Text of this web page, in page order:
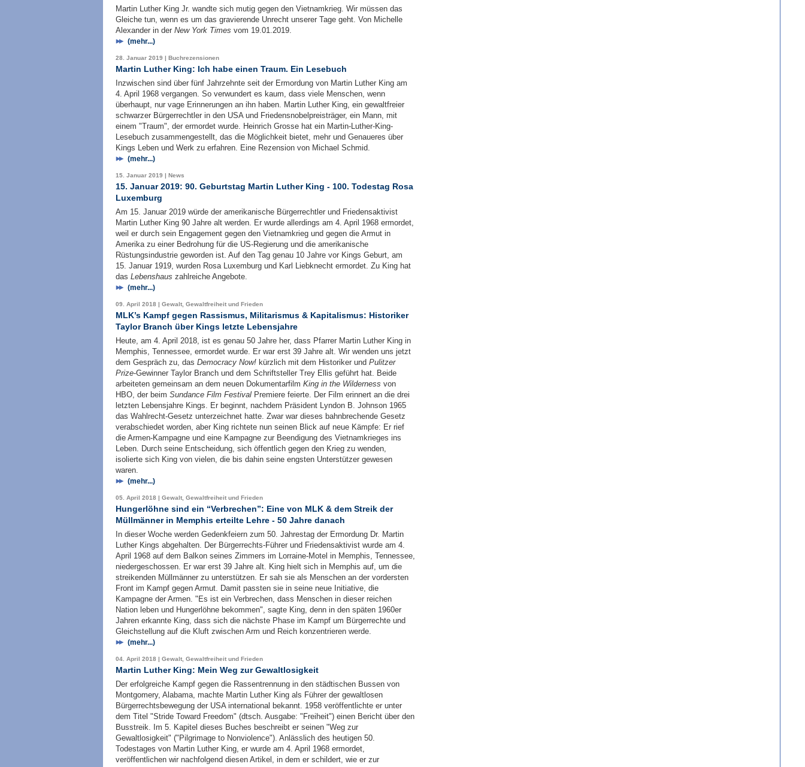
Martin Luther King Jr. wandte sich mutig gegen den Vietnamkrieg. Wir müssen das
Gleiche tun, wenn es um das gravierende Unrecht unserer Tage geht. Von Michelle
Alexander in der New York Times vom 19.01.2019.
(mehr...)
28. Januar 2019 | Buchrezensionen
Martin Luther King: Ich habe einen Traum. Ein Lesebuch
Inzwischen sind über fünf Jahrzehnte seit der Ermordung von Martin Luther King am
4. April 1968 vergangen. So verwundert es kaum, dass viele Menschen, wenn
überhaupt, nur vage Erinnerungen an ihn haben. Martin Luther King, ein gewaltfreier
schwarzer Bürgerrechtler in den USA und Friedensnobelpreisträger, ein Mann, mit
einem "Traum", der ermordet wurde. Heinrich Grosse hat ein Martin-Luther-King-
Lesebuch zusammengestellt, das die Möglichkeit bietet, mehr und Genaueres über
Kings Leben und Werk zu erfahren. Eine Rezension von Michael Schmid.
(mehr...)
15. Januar 2019 | News
15. Januar 2019: 90. Geburtstag Martin Luther King - 100. Todestag Rosa
Luxemburg
Am 15. Januar 2019 würde der amerikanische Bürgerrechtler und Friedensaktivist
Martin Luther King 90 Jahre alt werden. Er wurde allerdings am 4. April 1968 ermordet,
weil er durch sein Engagement gegen den Vietnamkrieg und gegen die Armut in
Amerika zu einer Bedrohung für die US-Regierung und die amerikanische
Rüstungsindustrie geworden ist. Auf den Tag genau 10 Jahre vor Kings Geburt, am
15. Januar 1919, wurden Rosa Luxemburg und Karl Liebknecht ermordet. Zu King hat
das Lebenshaus zahlreiche Angebote.
(mehr...)
09. April 2018 | Gewalt, Gewaltfreiheit und Frieden
MLK’s Kampf gegen Rassismus, Militarismus & Kapitalismus: Historiker
Taylor Branch über Kings letzte Lebensjahre
Heute, am 4. April 2018, ist es genau 50 Jahre her, dass Pfarrer Martin Luther King in
Memphis, Tennessee, ermordet wurde. Er war erst 39 Jahre alt. Wir wenden uns jetzt
dem Gespräch zu, das Democracy Now! kürzlich mit dem Historiker und Pulitzer
Prize-Gewinner Taylor Branch und dem Schriftsteller Trey Ellis geführt hat. Beide
arbeiteten gemeinsam an dem neuen Dokumentarfilm King in the Wilderness von
HBO, der beim Sundance Film Festival Premiere feierte. Der Film erinnert an die drei
letzten Lebensjahre Kings. Er beginnt, nachdem Präsident Lyndon B. Johnson 1965
das Wahlrecht-Gesetz unterzeichnet hatte. Zwar war dieses bahnbrechende Gesetz
verabschiedet worden, aber King richtete nun seinen Blick auf neue Kämpfe: Er rief
die Armen-Kampagne und eine Kampagne zur Beendigung des Vietnamkrieges ins
Leben. Durch seine Entscheidung, sich öffentlich gegen den Krieg zu wenden,
isolierte sich King von vielen, die bis dahin seine engsten Unterstützer gewesen
waren.
(mehr...)
05. April 2018 | Gewalt, Gewaltfreiheit und Frieden
Hungerlöhne sind ein “Verbrechen”: Eine von MLK & dem Streik der
Müllmänner in Memphis erteilte Lehre - 50 Jahre danach
In dieser Woche werden Gedenkfeiern zum 50. Jahrestag der Ermordung Dr. Martin
Luther Kings abgehalten. Der Bürgerrechts-Führer und Friedensaktivist wurde am 4.
April 1968 auf dem Balkon seines Zimmers im Lorraine-Motel in Memphis, Tennessee,
niedergeschossen. Er war erst 39 Jahre alt. King hielt sich in Memphis auf, um die
streikenden Müllmänner zu unterstützen. Er sah sie als Menschen an der vordersten
Front im Kampf gegen Armut. Damit passten sie in seine neue Initiative, die
Kampagne der Armen. "Es ist ein Verbrechen, dass Menschen in dieser reichen
Nation leben und Hungerlöhne bekommen", sagte King, denn in den späten 1960er
Jahren erkannte King, dass sich die nächste Phase im Kampf um Bürgerrechte und
Gleichstellung auf die Kluft zwischen Arm und Reich konzentrieren werde.
(mehr...)
04. April 2018 | Gewalt, Gewaltfreiheit und Frieden
Martin Luther King: Mein Weg zur Gewaltlosigkeit
Der erfolgreiche Kampf gegen die Rassentrennung in den städtischen Bussen von
Montgomery, Alabama, machte Martin Luther King als Führer der gewaltlosen
Bürgerrechtsbewegung der USA international bekannt. 1958 veröffentlichte er unter
dem Titel "Stride Toward Freedom" (dtsch. Ausgabe: "Freiheit") einen Bericht über den
Busstreik. Im 5. Kapitel dieses Buches beschreibt er seinen "Weg zur
Gewaltlosigkeit" ("Pilgrimage to Nonviolence"). Anlässlich des heutigen 50.
Todestages von Martin Luther King, er wurde am 4. April 1968 ermordet,
veröffentlichen wir nachfolgend diesen Artikel, in dem er schildert, wie er zur